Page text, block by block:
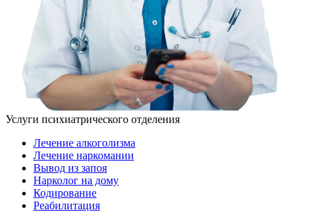
Услуги психиатрического отделения
Лечение алкоголизма
Лечение наркомании
Вывод из запоя
Нарколог на дому
Кодирование
Реабилитация